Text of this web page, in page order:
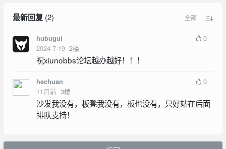
最新回复(2) 全部
hubugui
2024-7-19 2楼
0
祝xiunobbs论坛越办越好！！！
hechuan
11月前 3楼
0
沙发我没有，板凳我没有，板也没有，只好站在后面
排队支持！